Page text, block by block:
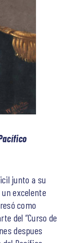
junto a su
excelente
como
del “Curso de
despues